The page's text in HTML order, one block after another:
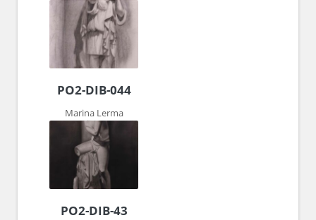
PO2-DIB-044
Marina Lerma
PO2-DIB-43